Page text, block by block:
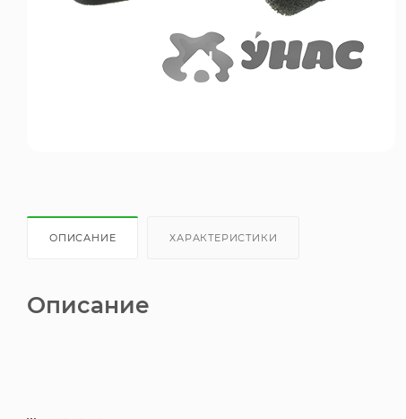
ОПИСАНИЕ ХАРАКТЕРИСТИКИ
Описание